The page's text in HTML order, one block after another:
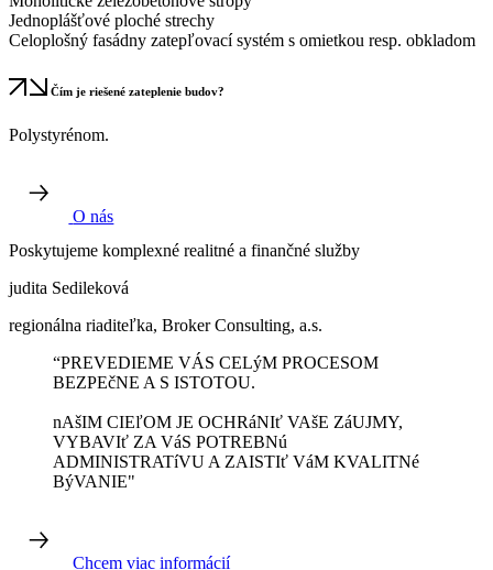
Jednoplášťové ploché strechy
Celoplošný fasádny zatepľovací systém s omietkou resp. obkladom
Čím je riešené zateplenie budov?
Polystyrénom.
O nás
Poskytujeme komplexné realitné a finančné služby
judita Sedileková
regionálna riaditeľka, Broker Consulting, a.s.
“PREVEDIEME VÁS CELýM PROCESOM
BEZPEčNE A S ISTOTOU.
nAšIM CIEľOM JE OCHRáNIť VAšE ZáUJMY,
VYBAVIť ZA VáS POTREBNú
ADMINISTRATíVU A ZAISTIť VáM KVALITNé
BýVANIE"
Chcem viac informácií